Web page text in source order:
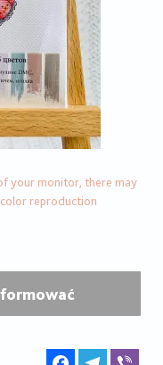
your monitor, there may
reproduction
FacebookTelegram